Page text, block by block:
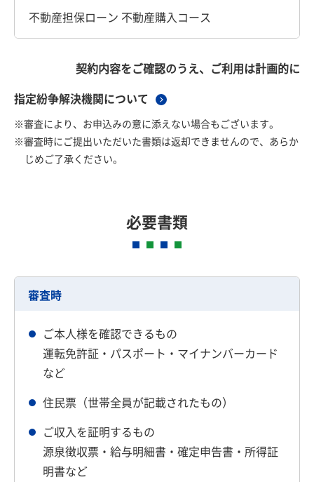
不動産担保ローン 不動産購入コース
契約内容をご確認のうえ、ご利用は計画的に
指定紛争解決機関について
※審査により、お申込みの意に添えない場合もございます。
※審査時にご提出いただいた書類は返却できませんので、あらか
じめご了承ください。
必要書類
審査時
ご本人様を確認できるもの
運転免許証・パスポート・マイナンバーカード
など
住民票（世帯全員が記載されたもの）
ご収入を証明するもの
源泉徴収票・給与明細書・確定申告書・所得証
明書など